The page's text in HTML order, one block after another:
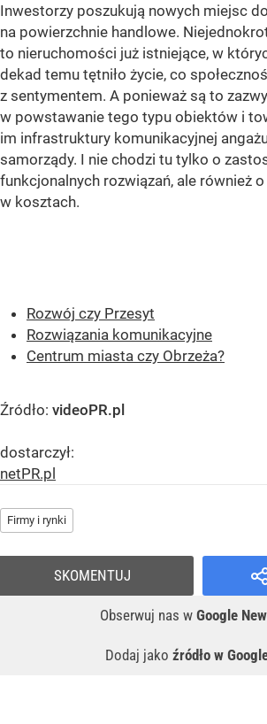
Inwestorzy poszukują nowych miejsc
na powierzchnie handlowe.
to nieruchomości już istniejące, w
dekad temu tętniło życie, co
z sentymentem. A ponieważ są to
w powstawanie tego typu obiektów i
im infrastruktury komunikacyjnej
samorządy. I nie chodzi tu tylko o
funkcjonalnych rozwiązań, ale również
w kosztach.
Rozwój czy Przesyt
Rozwiązania komunikacyjne
Centrum miasta czy Obrzeża?
Źródło: videoPR.pl
dostarczył:
netPR.pl
Firmy i rynki
Obserwuj nas w Google
Dodaj jako źródło w
SKOMENTUJ